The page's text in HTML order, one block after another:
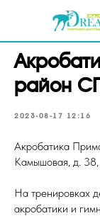
район
2023-08-17 12:16
Акробатика
Камышовая, д. 38,
На тренировках
акробатики и